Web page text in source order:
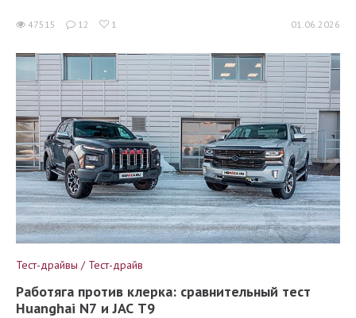
47515 12 1 01.06.2026
Тест-драйвы / Тест-драйв
Работяга против клерка: сравнительный тест
Huanghai N7 и JAC T9